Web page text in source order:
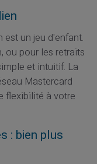
un jeu d'enfant.
ou pour les retraits
et intuitif. La
Mastercard
flexibilité à votre
: bien plus